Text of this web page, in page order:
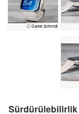
ⓘ Daniel Schmidt
Sürdürülebilirlik